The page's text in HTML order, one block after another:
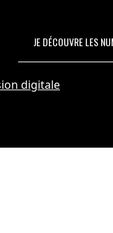
JE DÉCOUVRE LES
digitale